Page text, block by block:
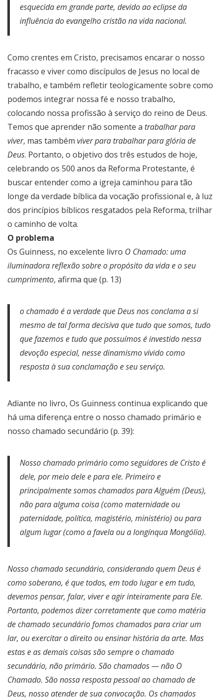
esquecida em grande parte, devido ao eclipse da
influência do evangelho cristão na vida nacional.
Como crentes em Cristo, precisamos encarar o nosso
fracasso e viver como discípulos de Jesus no local de
trabalho, e também refletir teologicamente sobre como
podemos integrar nossa fé e nosso trabalho,
colocando nossa profissão à serviço do reino de Deus.
Temos que aprender não somente a trabalhar para
viver, mas também viver para trabalhar para glória de
Deus. Portanto, o objetivo dos três estudos de hoje,
celebrando os 500 anos da Reforma Protestante, é
buscar entender como a igreja caminhou para tão
longe da verdade bíblica da vocação profissional e, à luz
dos princípios bíblicos resgatados pela Reforma, trilhar
o caminho de volta.
O problema
Os Guinness, no excelente livro O Chamado: uma
iluminadora reflexão sobre o propósito da vida e o seu
cumprimento, afirma que (p. 13)
o chamado é a verdade que Deus nos conclama a si
mesmo de tal forma decisiva que tudo que somos, tudo
que fazemos e tudo que possuímos é investido nessa
devoção especial, nesse dinamismo vivido como
resposta à sua conclamação e seu serviço.
Adiante no livro, Os Guinness continua explicando que
há uma diferença entre o nosso chamado primário e
nosso chamado secundário (p. 39):
Nosso chamado primário como seguidores de Cristo é
dele, por meio dele e para ele. Primeiro e
principalmente somos chamados para Alguém (Deus),
não para alguma coisa (como maternidade ou
paternidade, política, magistério, ministério) ou para
algum lugar (como a favela ou a longínqua Mongólia).
Nosso chamado secundário, considerando quem Deus é
como soberano, é que todos, em todo lugar e em tudo,
devemos pensar, falar, viver e agir inteiramente para Ele.
Portanto, podemos dizer corretamente que como matéria
de chamado secundário fomos chamados para criar um
lar, ou exercitar o direito ou ensinar história da arte. Mas
estas e as demais coisas são sempre o chamado
secundário, não primário. São chamados — não O
Chamado. São nossa resposta pessoal ao chamado de
Deus, nosso atender de sua convocação. Os chamados